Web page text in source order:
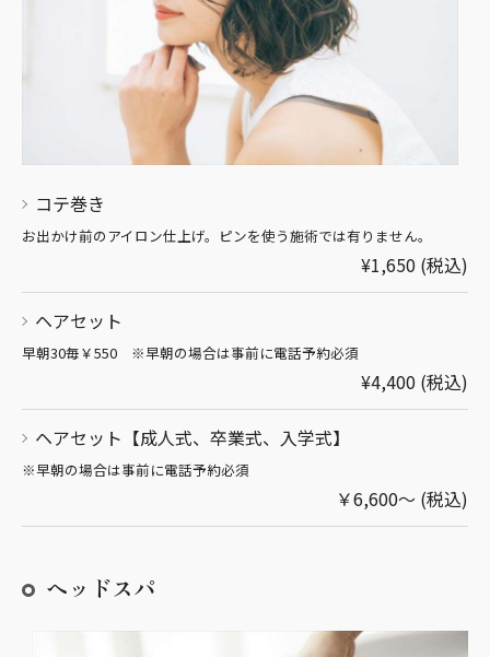
コテ巻き
お出かけ前のアイロン仕上げ。ピンを使う施術では有りません。
¥1,650 (税込)
ヘアセット
早朝30毎￥550 ※早朝の場合は事前に電話予約必須
¥4,400 (税込)
ヘアセット【成人式、卒業式、入学式】
※早朝の場合は事前に電話予約必須
￥6,600～ (税込)
ヘッドスパ